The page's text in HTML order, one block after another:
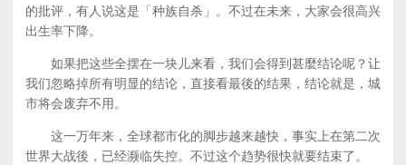
的批评，有人说这是「种族自杀」。不过在未来，大家会很高兴
出生率下降。
如果把这些全摆在一块儿来看，我们会得到甚麼结论呢？让
我们忽略掉所有明显的结论，直接看最後的结果，结论就是，城
市将会废弃不用。
这一万年来，全球都市化的脚步越来越快，事实上在第二次
世界大战後，已经濒临失控。不过这个趋势很快就要结束了。